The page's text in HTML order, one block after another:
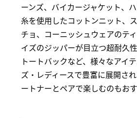
ーンズ、バイカージャケット、
糸を使用したコットンニット、
チョ、コーニッシュウェアのテ
イズのジッパーが目立つ超耐久
トートバックなど、様々なアイ
ズ・レディースで豊富に展開さ
ートナーとペアで楽しむのもおす